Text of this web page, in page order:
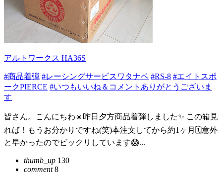
アルトワークス HA36S
#商品着弾 #レーシングサービスワタナベ #RS-8 #エイトスポ
ークPIERCE #いつもいいね＆コメントありがとうございま
す
皆さん。こんにちわ☀️昨日夕方商品着弾しました✨️ この箱見
れば！もうお分かりですね(笑)本注文してから約1ヶ月🗓️意外
と早かったのでビックリしています😱...
thumb_up 130
comment8